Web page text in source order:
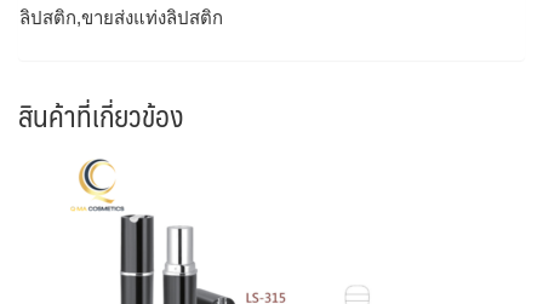
ลิปสติก,ขายส่งแท่งลิปสติก
สินค้าที่เกี่ยวข้อง